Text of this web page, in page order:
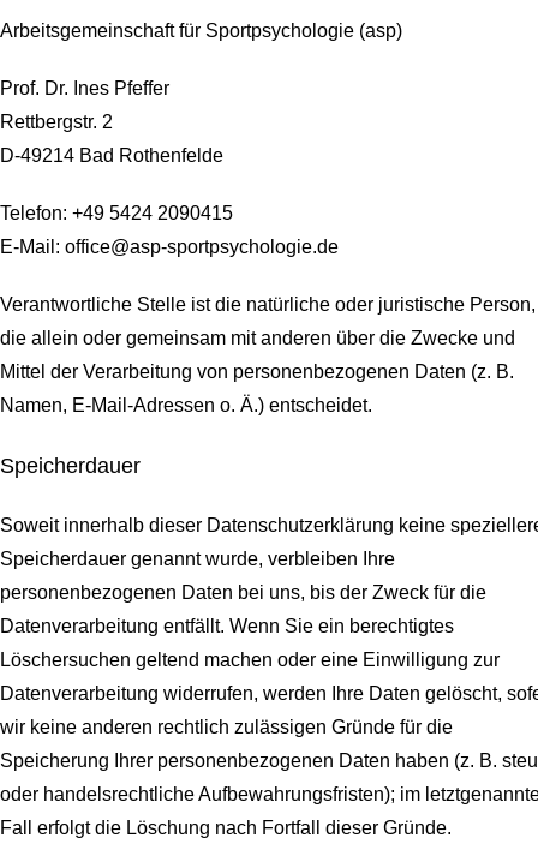
Arbeitsgemeinschaft für Sportpsychologie (asp)
Prof. Dr. Ines Pfeffer
Rettbergstr. 2
D-49214 Bad Rothenfelde
Telefon: +49 5424 2090415
E-Mail: office@asp-sportpsychologie.de
Verantwortliche Stelle ist die natürliche oder juristische Person,
die allein oder gemeinsam mit anderen über die Zwecke und
Mittel der Verarbeitung von personenbezogenen Daten (z. B.
Namen, E-Mail-Adressen o. Ä.) entscheidet.
Speicherdauer
Soweit innerhalb dieser Datenschutzerklärung keine
Speicherdauer genannt wurde, verbleiben Ihre
personenbezogenen Daten bei uns, bis der Zweck für die
Datenverarbeitung entfällt. Wenn Sie ein berechtigtes
Löschersuchen geltend machen oder eine Einwilligung zur
Datenverarbeitung widerrufen, werden Ihre Daten gelöscht,
wir keine anderen rechtlich zulässigen Gründe für die
Speicherung Ihrer personenbezogenen Daten haben (z. B.
oder handelsrechtliche Aufbewahrungsfristen); im
Fall erfolgt die Löschung nach Fortfall dieser Gründe.